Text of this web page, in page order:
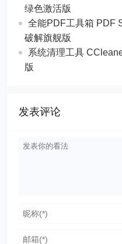
绿色激活版
全能PDF工具箱 PDF
破解旗舰版
系统清理工具
版
发表评论